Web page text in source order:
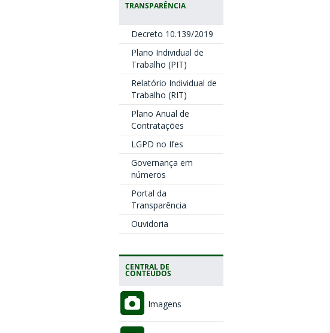
TRANSPARÊNCIA
Decreto 10.139/2019
Plano Individual de
Trabalho (PIT)
Relatório Individual de
Trabalho (RIT)
Plano Anual de
Contratações
LGPD no Ifes
Governança em
números
Portal da
Transparência
Ouvidoria
CENTRAL DE
CONTEÚDOS
Imagens